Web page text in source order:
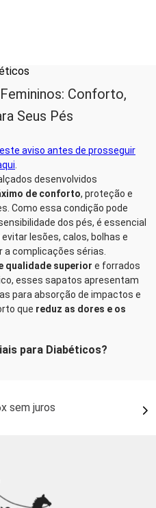
Conforto,
Seus Pés
este aviso antes de prosseguir
desenvolvidos
de conforto, proteção e
Como essa condição pode
dos pés, é essencial
lesões, calos, bolhas e
complicações sérias.
qualidade superior e forrados
esses sapatos apresentam
para absorção de impactos e
que reduz as dores e os
para Diabéticos?
cuidados especiais com os pés,
e dificultar a cicatrização de
evoluir para infecções graves.
e uso de calçados inadequados,
alto, podem aumentar a
sem juros